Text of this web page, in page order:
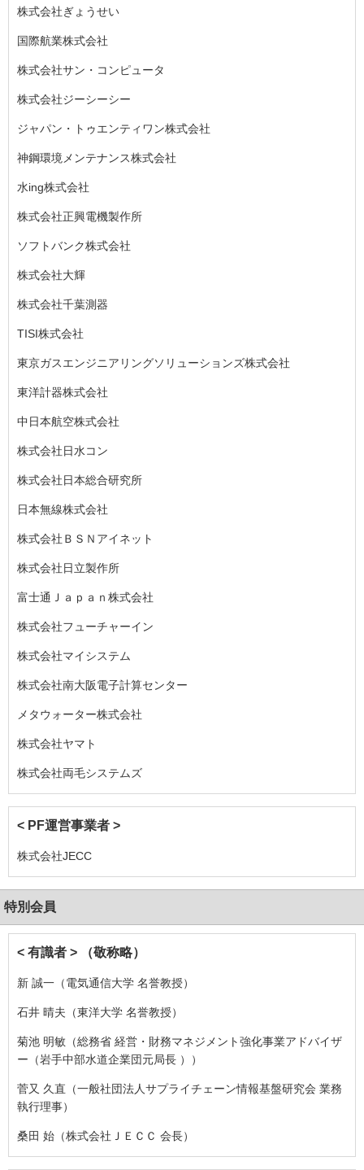
株式会社ぎょうせい
国際航業株式会社
株式会社サン・コンピュータ
株式会社ジーシーシー
ジャパン・トゥエンティワン株式会社
神鋼環境メンテナンス株式会社
水ing株式会社
株式会社正興電機製作所
ソフトバンク株式会社
株式会社大輝
株式会社千葉測器
TISI株式会社
東京ガスエンジニアリングソリューションズ株式会社
東洋計器株式会社
中日本航空株式会社
株式会社日水コン
株式会社日本総合研究所
日本無線株式会社
株式会社ＢＳＮアイネット
株式会社日立製作所
富士通Ｊａｐａｎ株式会社
株式会社フューチャーイン
株式会社マイシステム
株式会社南大阪電子計算センター
メタウォーター株式会社
株式会社ヤマト
株式会社両毛システムズ
< PF運営事業者 >
株式会社JECC
特別会員
< 有識者 > （敬称略）
新 誠一（電気通信大学 名誉教授）
石井 晴夫（東洋大学 名誉教授）
菊池 明敏（総務省 経営・財務マネジメント強化事業アドバイザ
ー（岩手中部水道企業団元局長 ））
菅又 久直（一般社団法人サプライチェーン情報基盤研究会 業務
執行理事）
桑田 始（株式会社ＪＥＣＣ 会長）